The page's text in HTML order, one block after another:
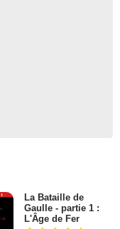
La Bataille de
Gaulle - partie 1 :
L'Âge de Fer